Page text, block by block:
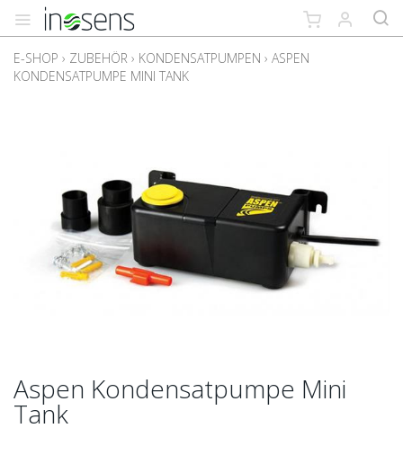
E-SHOP › ZUBEHÖR › KONDENSATPUMPEN › ASPEN
KONDENSATPUMPE MINI TANK
Aspen Kondensatpumpe Mini
Tank